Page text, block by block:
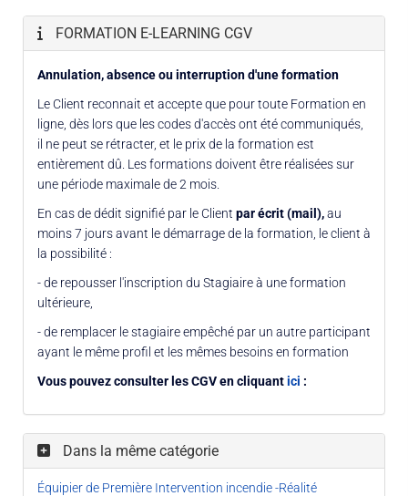
FORMATION E-LEARNING CGV
Annulation, absence ou interruption d'une formation
Le Client reconnait et accepte que pour toute Formation en
ligne, dès lors que les codes d'accès ont été communiqués,
il ne peut se rétracter, et le prix de la formation est
entièrement dû. Les formations doivent être réalisées sur
une période maximale de 2 mois.
En cas de dédit signifié par le Client par écrit (mail),au
moins 7 jours avant le démarrage de la formation, le client à
la possibilité :
- de repousser l'inscription du Stagiaire à une formation
ultérieure,
- de remplacer le stagiaire empêché par un autre participant
ayant le même profil et les mêmes besoins en formation
Vous pouvez consulter les CGV en cliquantici :
Dans la même catégorie
Équipier de Première Intervention incendie -Réalité